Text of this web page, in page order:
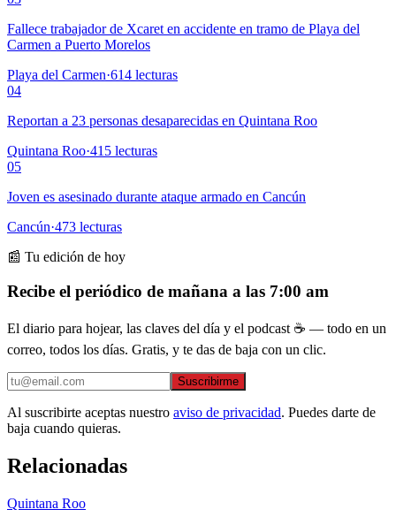
Fallece trabajador de Xcaret en accidente en tramo de Playa del
Carmen a Puerto Morelos
Playa del Carmen·614 lecturas
04
Reportan a 23 personas desaparecidas en Quintana Roo
Quintana Roo·415 lecturas
05
Joven es asesinado durante ataque armado en Cancún
Cancún·473 lecturas
📰 Tu edición de hoy
Recibe el periódico de mañana a las 7:00 am
El diario para hojear, las claves del día y el podcast ☕ — todo en un
correo, todos los días. Gratis, y te das de baja con un clic.
Suscribirme
Al suscribirte aceptas nuestro aviso de privacidad. Puedes darte de
baja cuando quieras.
Relacionadas
Quintana Roo